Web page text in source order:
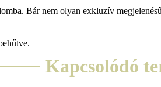
Bár nem olyan exkluzív
Kapcsolódó